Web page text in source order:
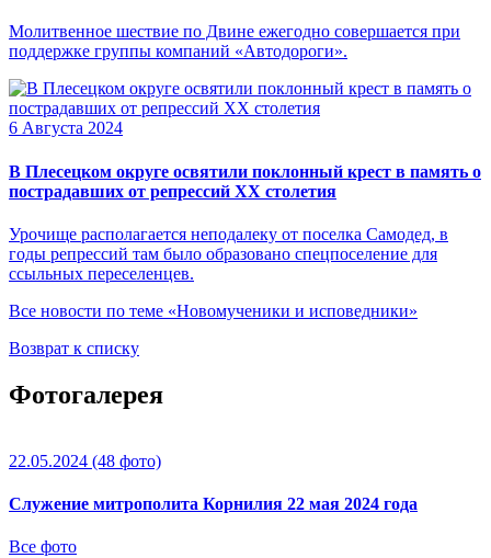
Молитвенное шествие по Двине ежегодно совершается при
поддержке группы компаний «Автодороги».
6 Августа 2024
В Плесецком округе освятили поклонный крест в память о
пострадавших от репрессий XX столетия
Урочище располагается неподалеку от поселка Самодед, в
годы репрессий там было образовано спецпоселение для
ссыльных переселенцев.
Все новости по теме «Новомученики и исповедники»
Возврат к списку
Фотогалерея
22.05.2024 (48 фото)
Служение митрополита Корнилия 22 мая 2024 года
Все фото